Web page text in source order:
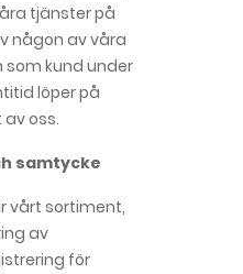
tjänster på
någon av våra
som kund under
löper på
oss.
samtycke
vårt sortiment,
av
för